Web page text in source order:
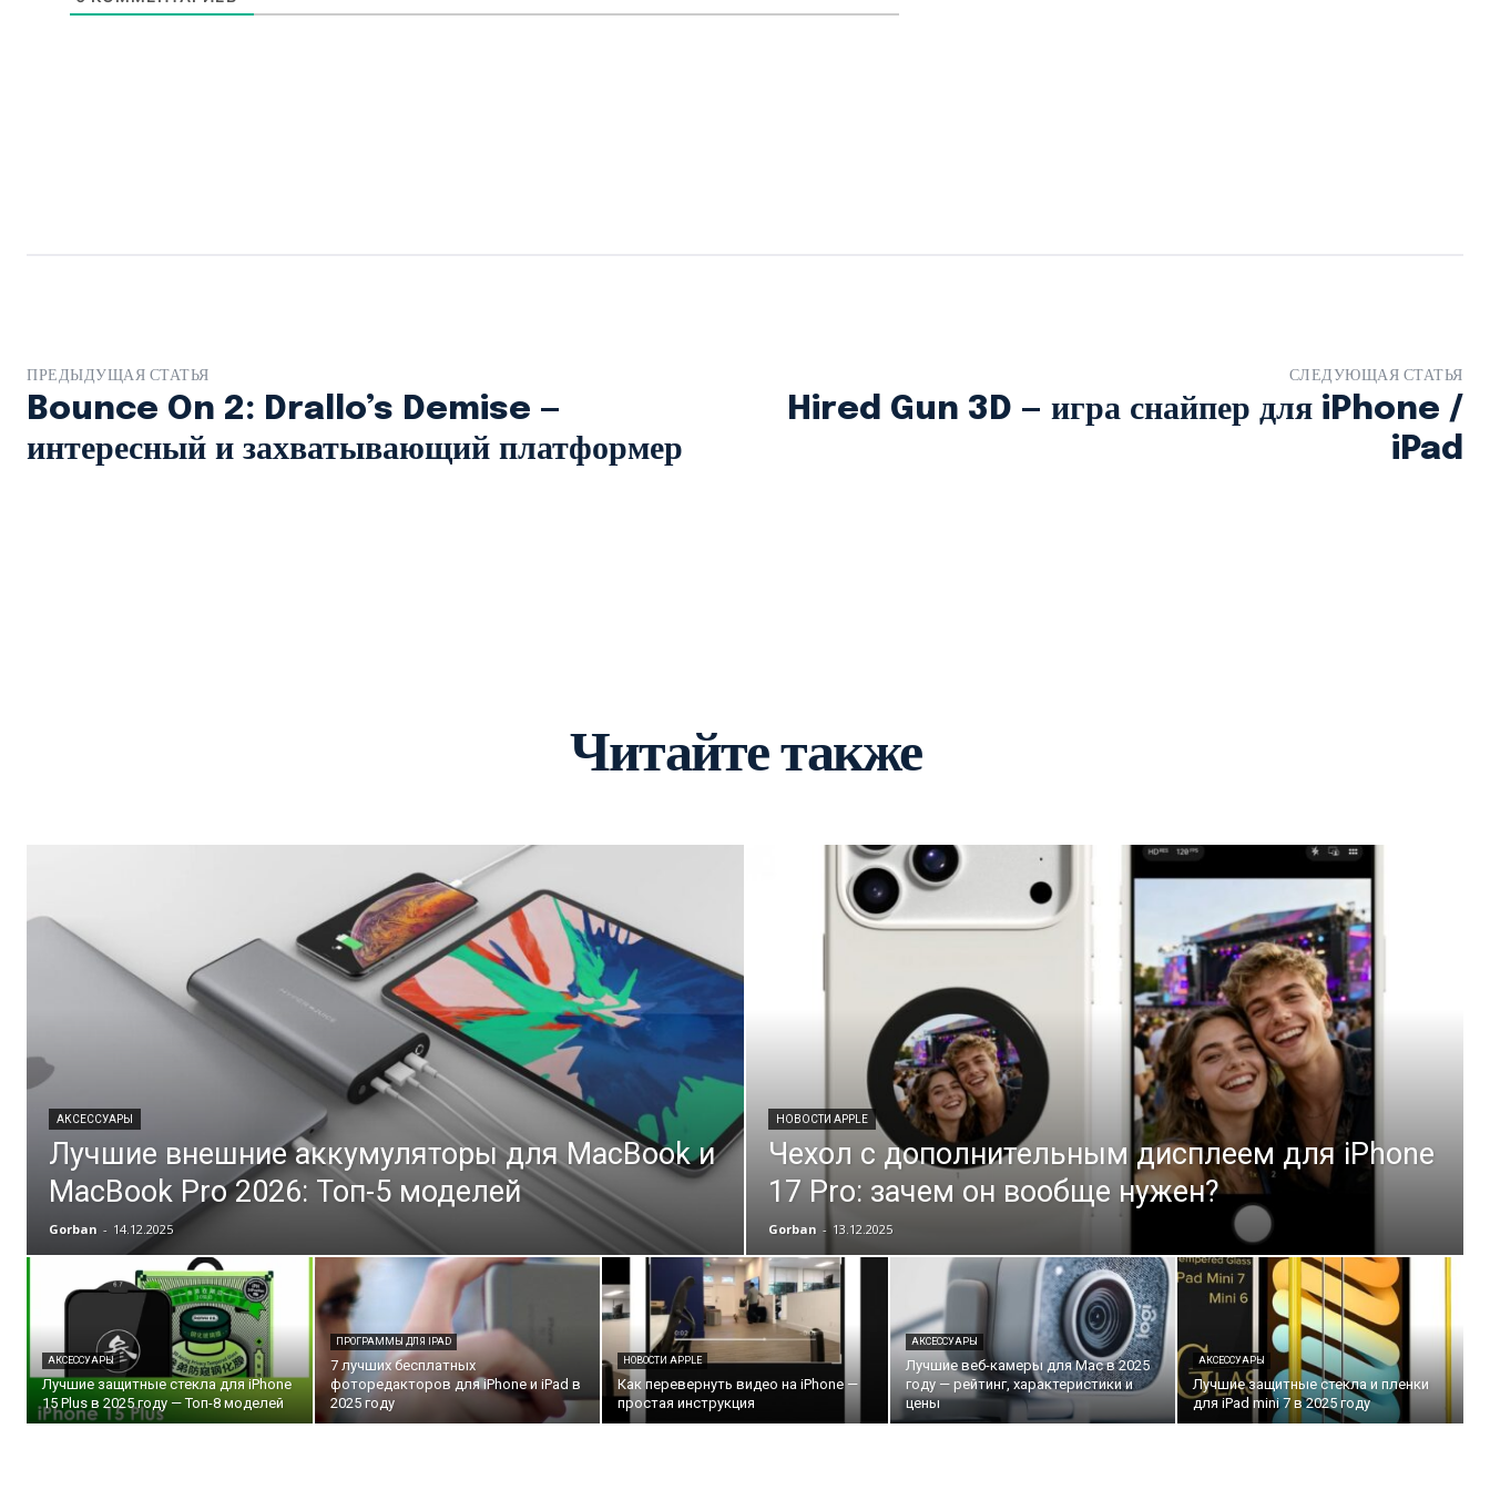
ПРЕДЫДУЩАЯ СТАТЬЯ
Bounce On 2: Drallo’s Demise —
интересный и захватывающий платформер
СЛЕДУЮЩАЯ СТАТЬЯ
Hired Gun 3D — игра снайпер для iPhone /
iPad
Читайте также
АКСЕССУАРЫ
Лучшие внешние аккумуляторы для MacBook и
MacBook Pro 2026: Топ-5 моделей
Gorban - 14.12.2025
НОВОСТИ APPLE
Чехол с дополнительным дисплеем для iPhone
17 Pro: зачем он вообще нужен?
Gorban - 13.12.2025
АКСЕССУАРЫ
Лучшие защитные стекла для iPhone
15 Plus в 2025 году — Топ-8 моделей
ПРОГРАММЫ ДЛЯ IPAD
7 лучших бесплатных
фоторедакторов для iPhone и iPad в
2025 году
НОВОСТИ APPLE
Как перевернуть видео на iPhone —
простая инструкция
АКСЕССУАРЫ
Лучшие веб-камеры для Mac в 2025
году — рейтинг, характеристики и
цены
АКСЕССУАРЫ
Лучшие защитные стекла и пленки
для iPad mini 7 в 2025 году